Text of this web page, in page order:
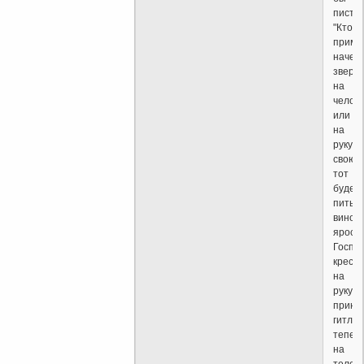
"Кто
зверя
на
чело
или
на
руку
свою,
тот
будет
пить
вино
крест
на
руку
на